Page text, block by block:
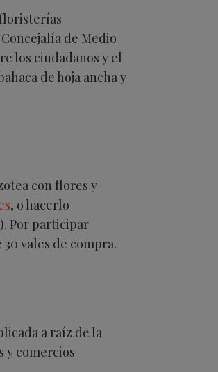
de Medio
los ciudadanos y el
de hoja ancha y
con flores y
, o hacerlo
Por participar
vales de compra.
a raíz de la
y comercios